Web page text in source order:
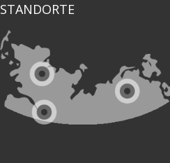
STANDORTE